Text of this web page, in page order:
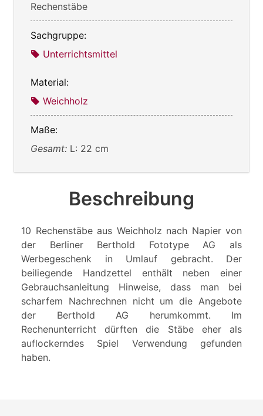
Rechenstäbe
Sachgruppe:
Unterrichtsmittel
Material:
Weichholz
Maße:
Gesamt: L: 22 cm
Beschreibung
10 Rechenstäbe aus Weichholz nach Napier von
der Berliner Berthold Fototype AG als
Werbegeschenk in Umlauf gebracht. Der
beiliegende Handzettel enthält neben einer
Gebrauchsanleitung Hinweise, dass man bei
scharfem Nachrechnen nicht um die Angebote
der Berthold AG herumkommt. Im
Rechenunterricht dürften die Stäbe eher als
auflockerndes Spiel Verwendung gefunden
haben.